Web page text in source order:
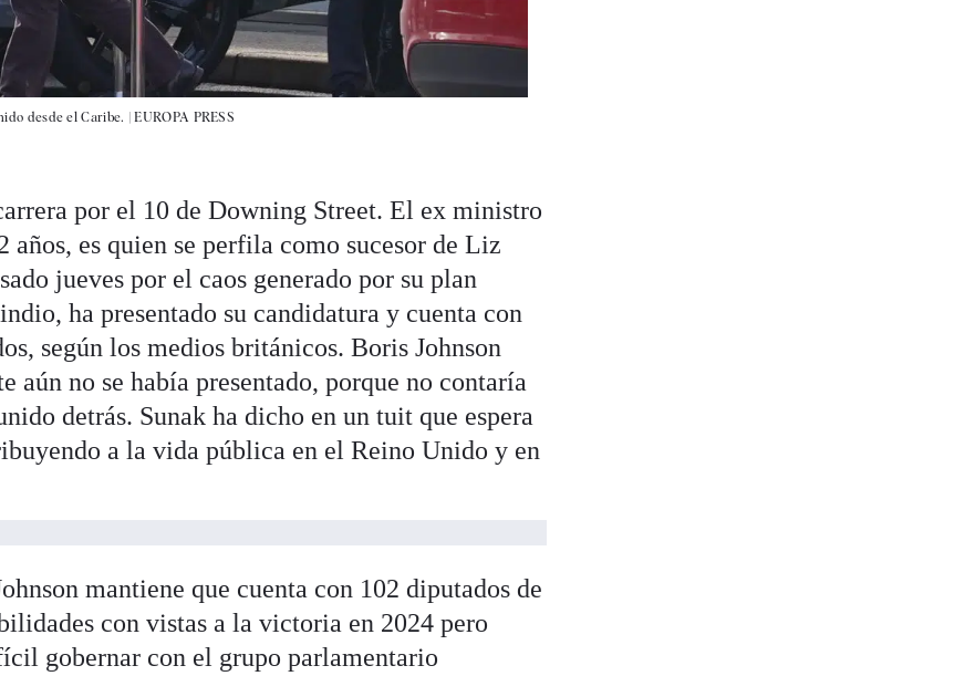
desde el Caribe. |EUROPA PRESS
por el 10 de Downing Street. El ex ministro
años, es quien se perfila como sucesor de Liz
jueves por el caos generado por su plan
ha presentado su candidatura y cuenta con
según los medios británicos. Boris Johnson
aún no se había presentado, porque no contaría
detrás. Sunak ha dicho en un tuit que espera
a la vida pública en el Reino Unido y en
mantiene que cuenta con 102 diputados de
con vistas a la victoria en 2024 pero
gobernar con el grupo parlamentario